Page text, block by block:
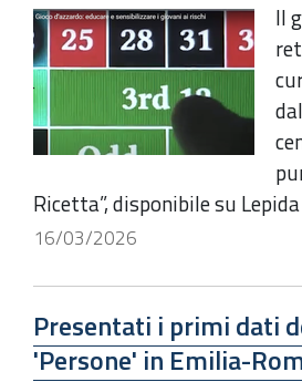
Il
Ricetta”, disponibile su
16/03/2026
Presentati i primi dati
'Persone' in Emilia-